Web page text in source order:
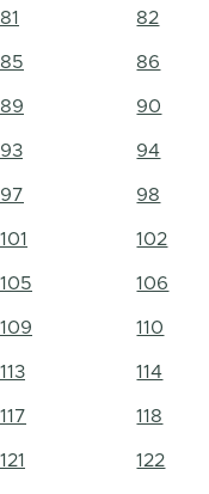
81 82
85 86
89 90
93 94
97 98
101 102
105 106
109 110
113 114
117 118
121 122